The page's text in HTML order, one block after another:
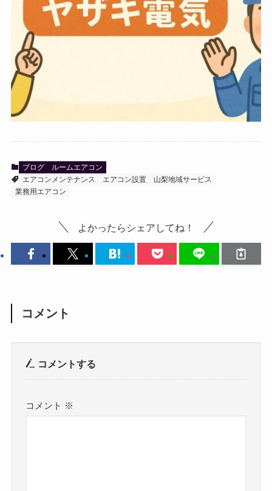
ブログ
ルームエアコン
エアコンメンテナンス
エアコン設置
山梨地域サービス
業務用エアコン
よかったらシェアしてね！
コメント
コメントする
コメント ※